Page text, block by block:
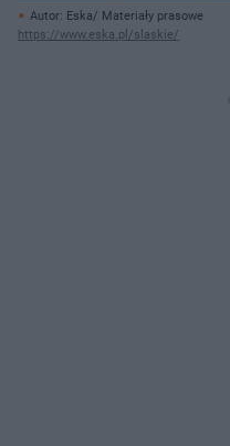
Autor: Eska/ Materiały prasowe
https://www.eska.pl/slaskie/